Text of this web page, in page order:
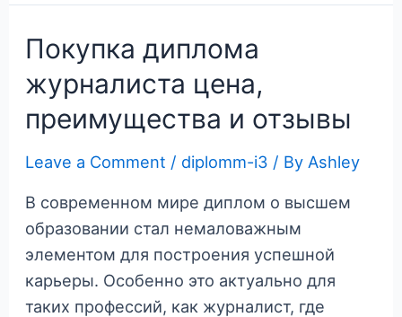
Покупка диплома
журналиста цена,
преимущества и отзывы
Leave a Comment / diplomm-i3 / By Ashley
В современном мире диплом о высшем
образовании стал немаловажным
элементом для построения успешной
карьеры. Особенно это актуально для
таких профессий, как журналист, где